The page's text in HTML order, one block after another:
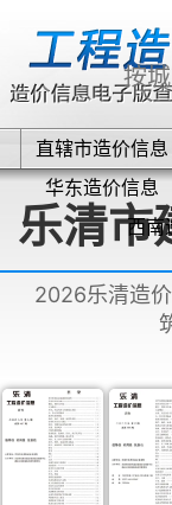
直辖市造价信息
华东造价信息
西南
乐清市
2026乐清造